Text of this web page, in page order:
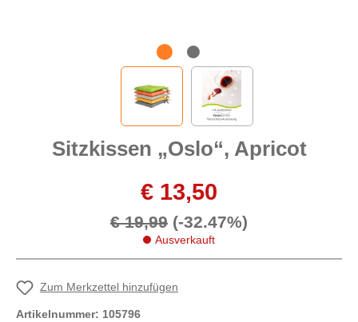
Sitzkissen „Oslo“, Apricot
€ 13,50
€ 19,99 (-32.47%)
Ausverkauft
Zum Merkzettel hinzufügen
Artikelnummer: 105796